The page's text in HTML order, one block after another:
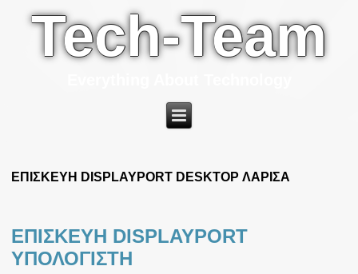
Tech-Team
ΕΠΙΣΚΕΥΗ DISPLAYPORT DESKTOP ΛΑΡΙΣΑ
ΕΠΙΣΚΕΥΗ DISPLAYPORT
ΥΠΟΛΟΓΙΣΤΗ